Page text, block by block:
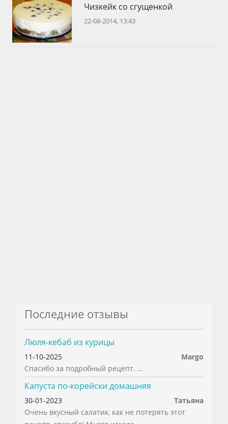
Чизкейк со сгущенкой
22-08-2014, 13:43
Последние отзывы
Люля-кебаб из курицы
11-10-2025
Margo
Спасибо за подробный рецепт. ...
Капуста по-корейски домашняя
30-01-2023
Татьяна
Очень вкусный салатик, как не потерять этот